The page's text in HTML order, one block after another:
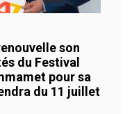
son
du Festival
pour sa
du 11 juillet